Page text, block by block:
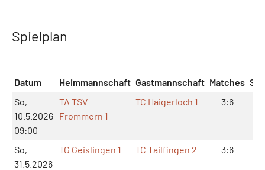
Spielplan
Datum Heimmannschaft Gastmannschaft Matches
So,
10.5.2026
09:00
TA TSV
Frommern 1
TC Haigerloch 1 3:6
So,
31.5.2026
TG Geislingen 1 TC Tailfingen 2 3:6